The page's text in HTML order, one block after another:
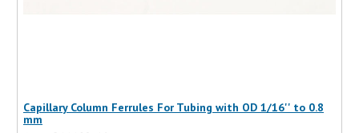
Capillary Column Ferrules For Tubing with OD 1/16'' to 0.8
mm